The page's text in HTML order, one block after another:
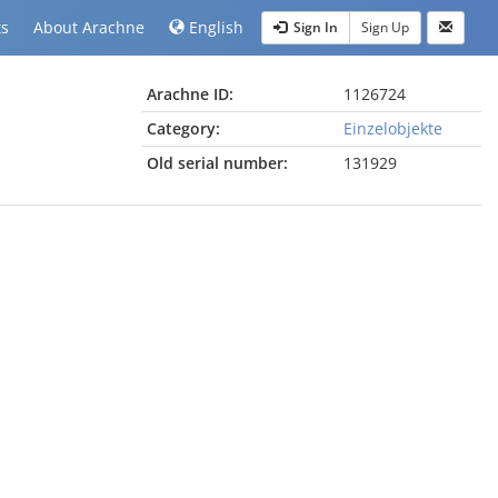
About Arachne English Sign In Sign Up
Arachne ID:
1126724
Category:
Einzelobjekte
Old serial number:
131929